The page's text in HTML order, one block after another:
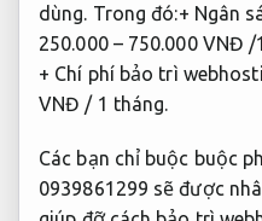
dùng. Trong đó:+ Ngân
250.000 – 750.000 VNĐ /
+ Chí phí bảo trì
VNĐ / 1 tháng.
Các bạn chỉ buộc buộc
0939861299 sẽ được